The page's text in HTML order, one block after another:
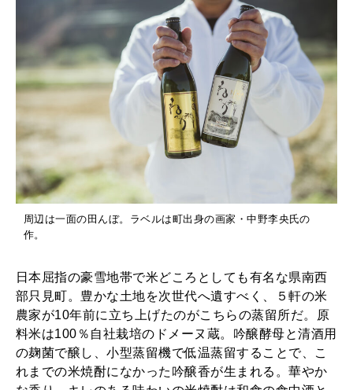
周辺は一面の田んぼ。ラベルは町出身の画家・中野李央氏の
作。
日本屈指の豪雪地帯で米どころとしても有名な県南西
部只見町。豊かな土地を次世代へ遺すべく、５軒の米
農家が10年前に立ち上げたのがこちらの蒸留所だ。原
料米は100％自社栽培のドメーヌ蔵。吟醸酵母と清酒用
の麹菌で醸し、小型蒸留機で低温蒸留することで、こ
れまでの米焼酎になかった吟醸香が生まれる。華やか